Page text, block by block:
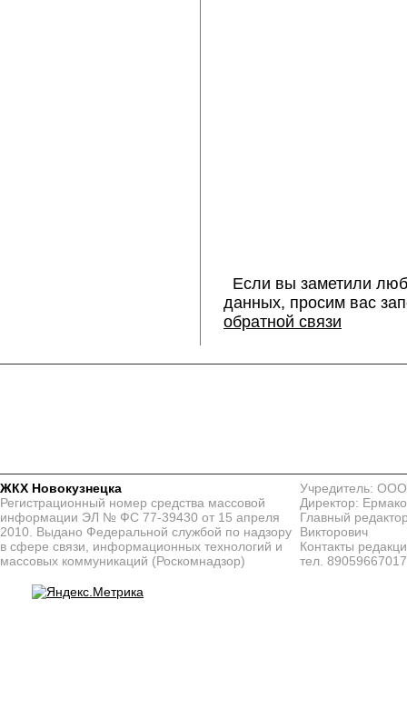
Если вы заметили
данных, просим вас
обратной связи
ЖКХ Новокузнецка
Регистрационный номер средства массовой
информации ЭЛ № ФС 77-39430 от 15 апреля
2010. Выдано Федеральной службой по надзору
в сфере связи, информационных технологий и
массовых коммуникаций (Роскомнадзор)
Учредитель:
Директор:
Главный
Викторович
Контакты
тел. 89059667017